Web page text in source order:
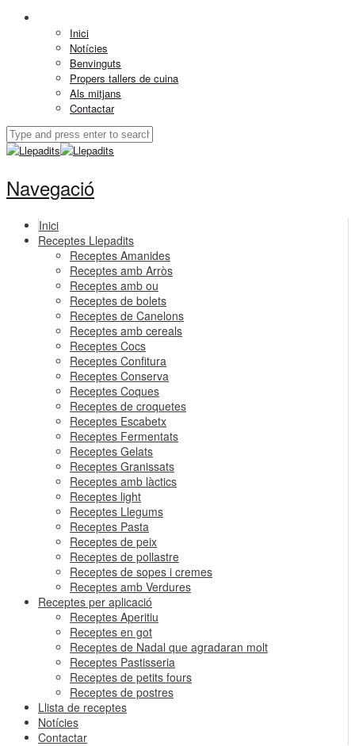
Inici
Notícies
Benvinguts
Propers tallers de cuina
Als mitjans
Contactar
Navegació
Inici
Receptes Llepadits
Receptes Amanides
Receptes amb Arròs
Receptes amb ou
Receptes de bolets
Receptes de Canelons
Receptes amb cereals
Receptes Cocs
Receptes Confitura
Receptes Conserva
Receptes Coques
Receptes de croquetes
Receptes Escabetx
Receptes Fermentats
Receptes Gelats
Receptes Granissats
Receptes amb làctics
Receptes light
Receptes Llegums
Receptes Pasta
Receptes de peix
Receptes de pollastre
Receptes de sopes i cremes
Receptes amb Verdures
Receptes per aplicació
Receptes Aperitiu
Receptes en got
Receptes de Nadal que agradaran molt
Receptes Pastisseria
Receptes de petits fours
Receptes de postres
Llista de receptes
Notícies
Contactar